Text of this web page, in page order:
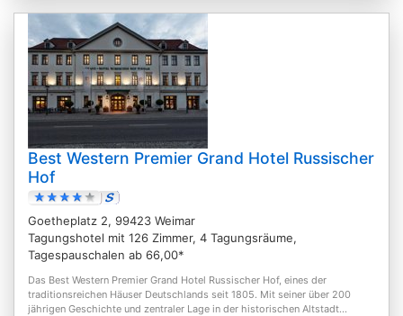
Best Western Premier Grand Hotel Russischer
Hof
Goetheplatz 2, 99423 Weimar
Tagungshotel mit 126 Zimmer, 4 Tagungsräume,
Tagespauschalen ab 66,00*
Das Best Western Premier Grand Hotel Russischer Hof, eines der
traditionsreichen Häuser Deutschlands seit 1805. Mit seiner über 200
jährigen Geschichte und zentraler Lage in der historischen Altstadt...